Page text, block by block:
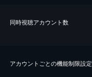
同時視聴アカウント数
アカウントごとの機能制限設定